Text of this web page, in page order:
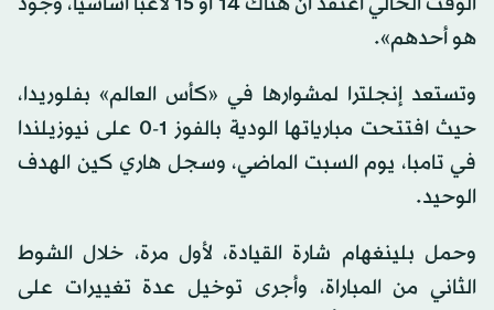
هو أحدهم».
وتستعد إنجلترا لمشوارها في «كأس العالم» بفلوريدا،
حيث افتتحت مبارياتها الودية بالفوز 1-0 على نيوزيلندا
في تامبا، يوم السبت الماضي، وسجل هاري كين الهدف
الوحيد.
وحمل بلينغهام شارة القيادة، لأول مرة، خلال الشوط
الثاني من المباراة، وأجرى توخيل عدة تغييرات على